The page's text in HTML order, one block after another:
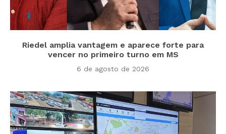
Riedel amplia vantagem e aparece forte para
vencer no primeiro turno em MS
6 de agosto de 2026